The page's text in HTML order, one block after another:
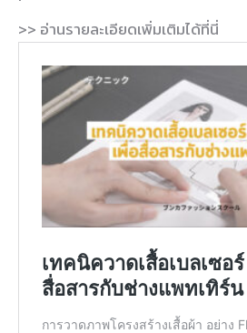
>> อ่านรายละเอียดเพิ่มเติมได้ที่นี่